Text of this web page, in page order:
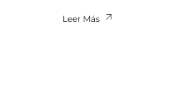
Leer Más